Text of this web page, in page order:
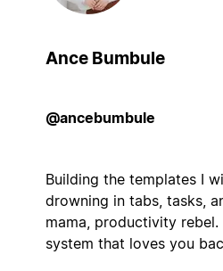
Ance Bumbule
@ancebumbule
Building the templates I
drowning in tabs, tasks,
mama, productivity rebel.
system that loves you